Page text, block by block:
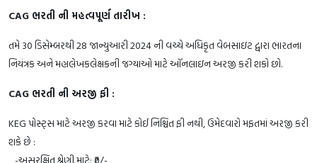
CAG ભરતી ની મહત્વપૂર્ણ તારીખ :
તમે 30 ડિસેમ્બરથી 28 જાન્યુઆરી 2024 ની વચ્ચે અધિકૃત વેબસાઇટ દ્વારા ભારતના
નિયંત્રક અને મહાલેખકલેક્ષકની જગ્યાઓ માટે ઑનલાઇન અરજી કરી શકો છો.
CAG ભરતી ની અરજી ફી :
KEG પોસ્ટ્સ માટે અરજી કરવા માટે કોઈ નિશ્ચિત ફી નથી, ઉમેદવારો મફતમાં અરજી કરી
શકે છે :
-અસુરક્ષિત શ્રેણી માટે: ₹0/-